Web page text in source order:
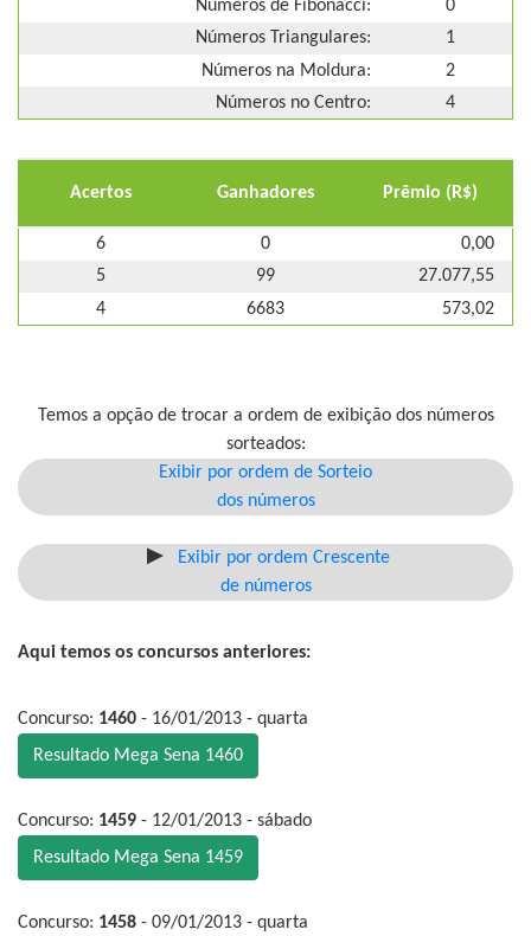
Números de Fibonacci:
0
Números Triangulares:
1
Números na Moldura:
2
Números no Centro:
4
Acertos Ganhadores Prêmio (R$)
6 0
0,00
5
99
27.077,55
4
6683 573,02
Temos a opção de trocar a ordem de exibição dos números
sorteados:
Exibir por ordem de Sorteio
dos números
Exibir por ordem Crescente
de números
Aqui temos os concursos anteriores:
Concurso: 1460 - 16/01/2013 - quarta
Resultado Mega Sena 1460
Concurso: 1459 - 12/01/2013 - sábado
Resultado Mega Sena 1459
Concurso: 1458 - 09/01/2013 - quarta